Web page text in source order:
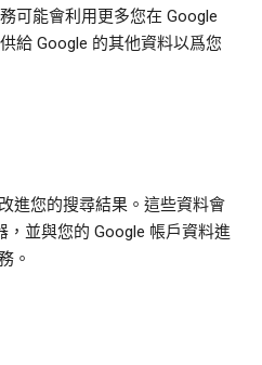
可能會利用更多您在 Google
給 Google 的其他資料以爲您
進您的搜尋結果。這些資料會
，並與您的 Google 帳戶資料進
。